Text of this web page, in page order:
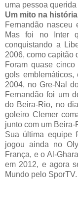
uma pessoa
Um mito na
Fernandão nasceu
Mas foi no Inter
conquistando a
2006, como capitão
Foram quase
gols
2004, no Gre-Nal
Fernandão foi um
do Beira-Rio, no
goleiro Clemer
junto com um Beira-
Sua última equipe
jogou ainda no
França, e o Al-
em 2012, e agora
Mundo pelo SporTV.